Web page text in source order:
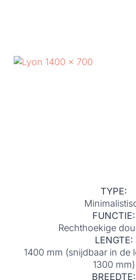
TYPE:
FUNCTIE:
Rechthoekige
LENGTE:
1400 mm (snijdbaar in de
1300 mm)
BREEDTE: